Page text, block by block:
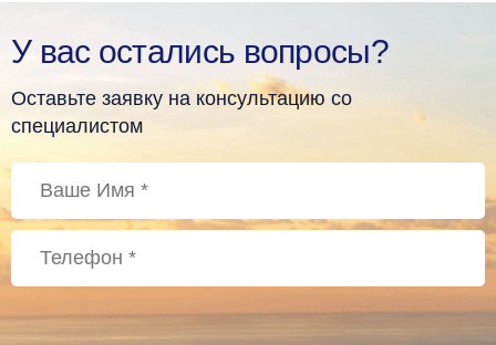
У вас остались вопросы?
Оставьте заявку на консультацию со
специалистом